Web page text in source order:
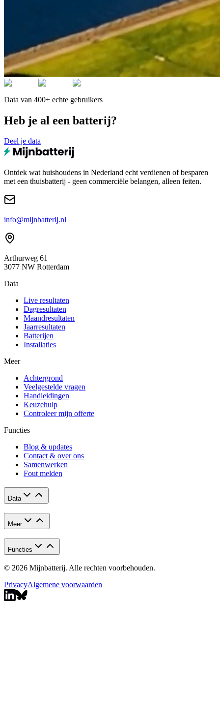
Data van 400+ echte gebruikers
Heb je al een batterij?
Deel je data
Ontdek wat huishoudens in Nederland echt verdienen of besparen
met een thuisbatterij - geen commerciële belangen, alleen feiten.
info@mijnbatterij.nl
Arthurweg 61
3077 NW Rotterdam
Data
Live resultaten
Dagresultaten
Maandresultaten
Jaarresultaten
Batterijen
Installaties
Meer
Achtergrond
Veelgestelde vragen
Handleidingen
Keuzehulp
Controleer mijn offerte
Functies
Blog & updates
Contact & over ons
Samenwerken
Fout melden
Data
Meer
Functies
© 2026 Mijnbatterij. Alle rechten voorbehouden.
PrivacyAlgemene voorwaarden